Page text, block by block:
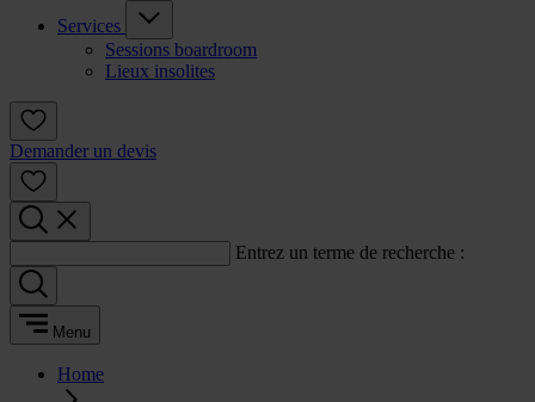
Services
Sessions boardroom
Lieux insolites
Demander un devis
Entrez un terme de recherche :
Menu
Home